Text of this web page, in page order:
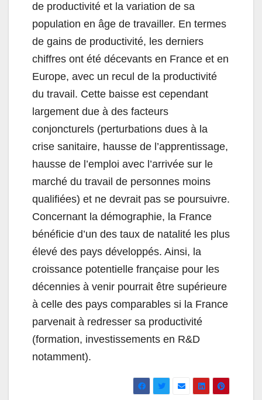
de productivité et la variation de sa
population en âge de travailler. En termes
de gains de productivité, les derniers
chiffres ont été décevants en France et en
Europe, avec un recul de la productivité
du travail. Cette baisse est cependant
largement due à des facteurs
conjoncturels (perturbations dues à la
crise sanitaire, hausse de l’apprentissage,
hausse de l’emploi avec l’arrivée sur le
marché du travail de personnes moins
qualifiées) et ne devrait pas se poursuivre.
Concernant la démographie, la France
bénéficie d’un des taux de natalité les plus
élevé des pays développés. Ainsi, la
croissance potentielle française pour les
décennies à venir pourrait être supérieure
à celle des pays comparables si la France
parvenait à redresser sa productivité
(formation, investissements en R&D
notamment).